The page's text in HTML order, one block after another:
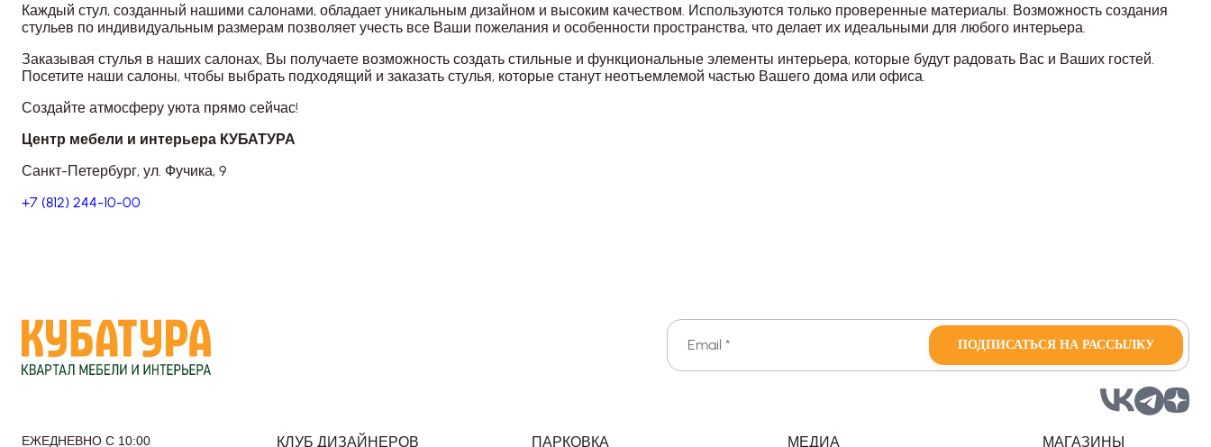
Каждый стул, созданный нашими салонами, обладает уникальным дизайном и высоким качеством. Используются только проверенные материалы. Возможность создания
стульев по индивидуальным размерам позволяет учесть все Ваши пожелания и особенности пространства, что делает их идеальными для любого интерьера.
Заказывая стулья в наших салонах, Вы получаете возможность создать стильные и функциональные элементы интерьера, которые будут радовать Вас и Ваших гостей.
Посетите наши салоны, чтобы выбрать подходящий и заказать стулья, которые станут неотъемлемой частью Вашего дома или офиса.
Создайте атмосферу уюта прямо сейчас!
Центр мебели и интерьера КУБАТУРА
Санкт-Петербург, ул. Фучика, 9
+7 (812) 244-10-00
ПОДПИСАТЬСЯ НА РАССЫЛКУ
ЕЖЕДНЕВНО С 10:00 КЛУБ ДИЗАЙНЕРОВ ПАРКОВКА МЕДИА МАГАЗИНЫ